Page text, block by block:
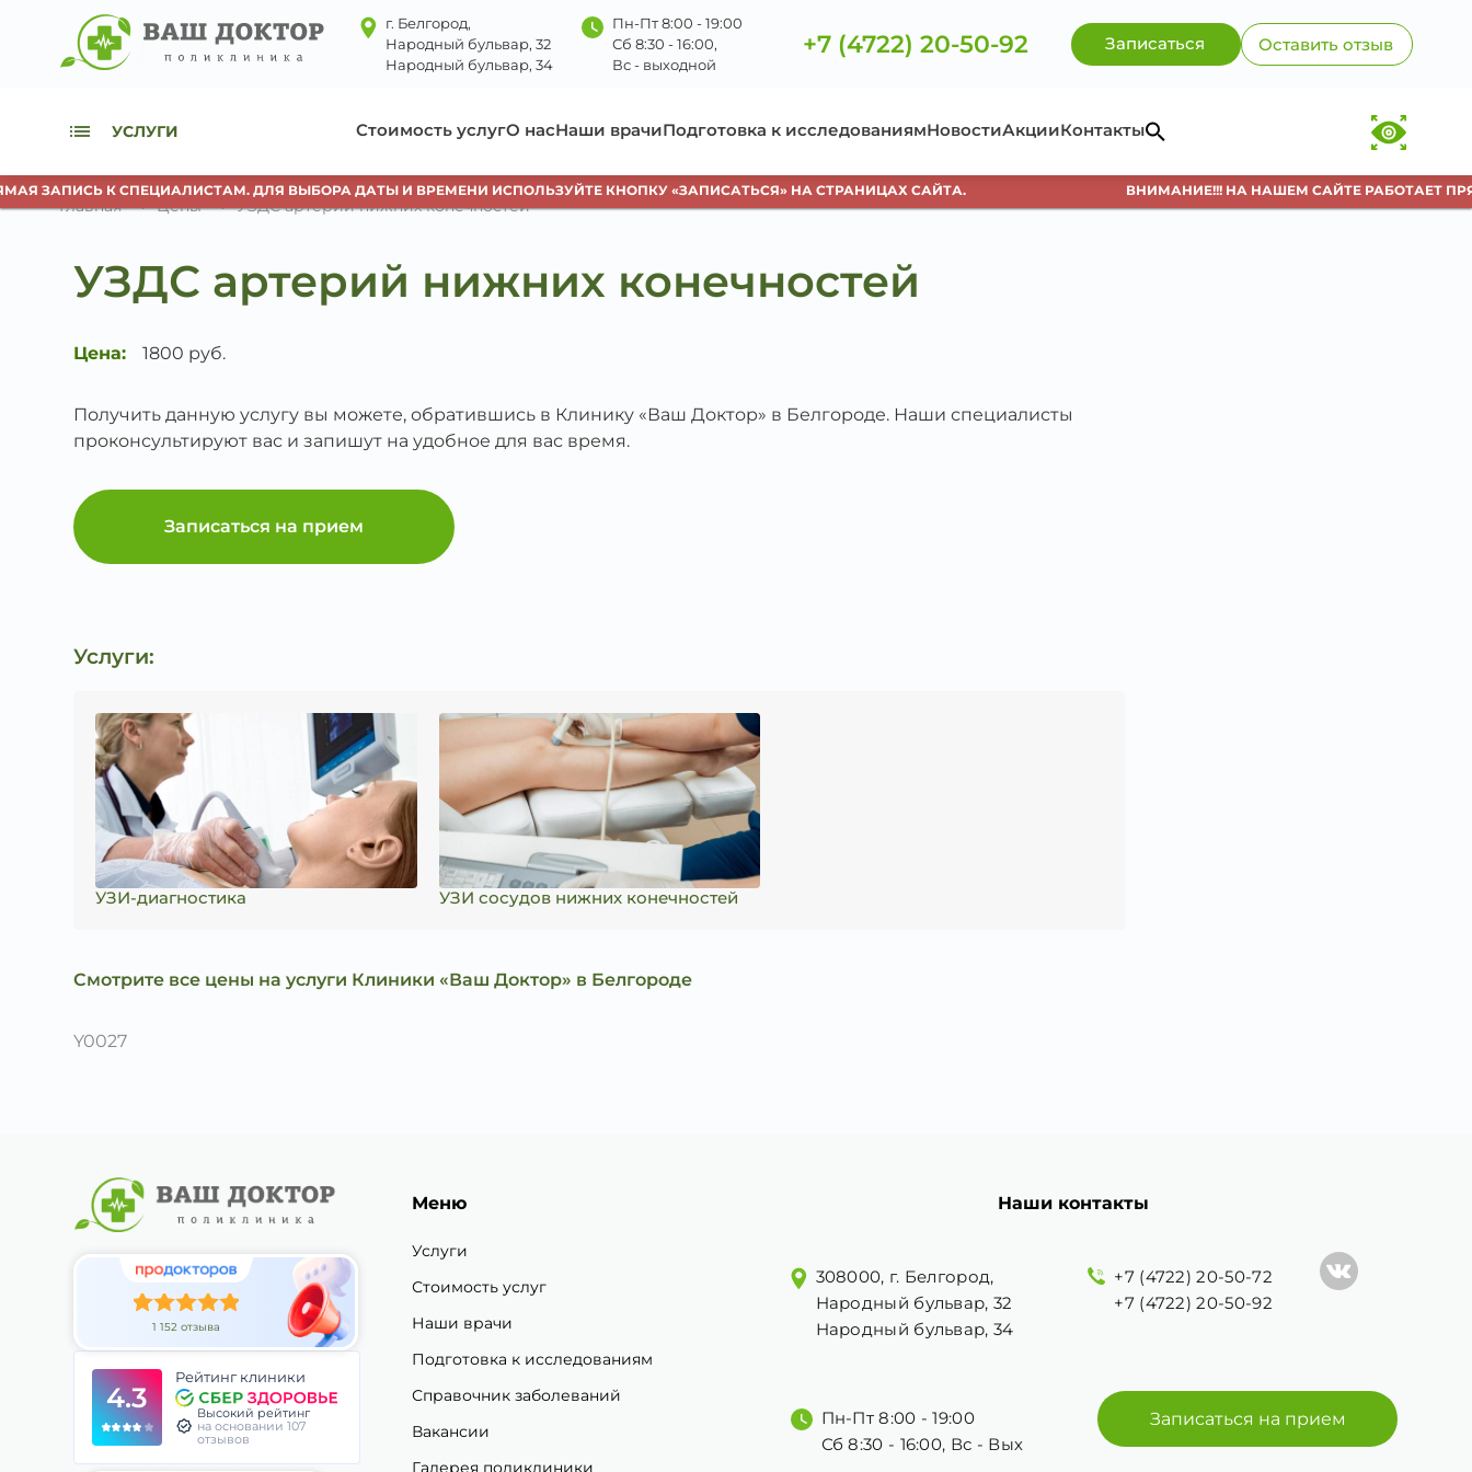
г. Белгород,
Народный бульвар, 32
Народный бульвар, 34
Пн-Пт 8:00 - 19:00
Сб 8:30 - 16:00,
Вс - выходной
+7 (4722) 20-50-92 Записаться Оставить отзыв
УСЛУГИ Стоимость услугО насНаши врачиПодготовка к исследованиямНовостиАкцииКонтакты
ЗАПИСЬ К СПЕЦИАЛИСТАМ. ДЛЯ ВЫБОРА ДАТЫ И ВРЕМЕНИ ИСПОЛЬЗУЙТЕ КНОПКУ «ЗАПИСАТЬСЯ» НА СТРАНИЦАХ САЙТА. ВНИМАНИЕ!!! НА НАШЕМ САЙТЕ РАБОТАЕТ
Главная Цены УЗДС артерий нижних конечностей
УЗДС артерий нижних конечностей
Цена: 1800 руб.
Получить данную услугу вы можете, обратившись в Клинику «Ваш Доктор» в Белгороде. Наши специалисты
проконсультируют вас и запишут на удобное для вас время.
Записаться на прием
Услуги:
УЗИ-диагностика УЗИ сосудов нижних конечностей
Смотрите все цены на услуги Клиники «Ваш Доктор» в Белгороде
Y0027
1 152 отзыва
4.3
Рейтинг клиники
Высокий рейтинг
на основании 107
отзывов
Меню
Услуги
Стоимость услуг
Наши врачи
Подготовка к исследованиям
Справочник заболеваний
Вакансии
Галерея поликлиники
Наши контакты
308000, г. Белгород,
Народный бульвар, 32
Народный бульвар, 34
Пн-Пт 8:00 - 19:00
Сб 8:30 - 16:00, Вс - Вых
+7 (4722) 20-50-72
+7 (4722) 20-50-92
Записаться на прием